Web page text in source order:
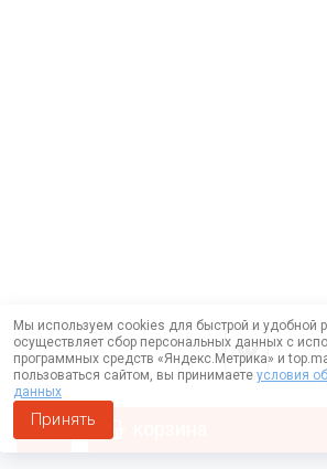
Мы используем cookies для быстрой и удобной
осуществляет сбор персональных данных с
программных средств «Яндекс.Метрика» и
пользоваться сайтом, вы принимаете условия
данных
Принять